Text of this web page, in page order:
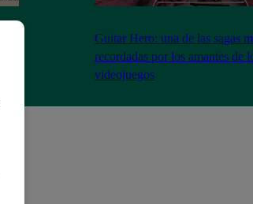
Guitar Hero: una de las sagas
recordadas por los amantes de
videojuegos